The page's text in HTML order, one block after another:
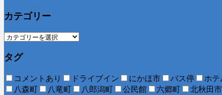
カテゴリー
タグ
コメントあり ドライブイン にかほ市 バス停
ホテ
八森町
八竜町 八郎潟町 公民館 六郷町
北秋田市